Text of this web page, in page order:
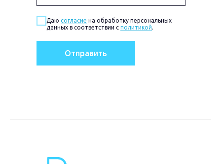
Даю согласие на обработку персональных
данных в соответствии с политикой.
Отправить